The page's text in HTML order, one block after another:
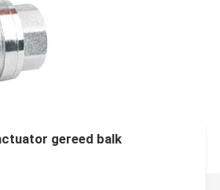
gereed balk